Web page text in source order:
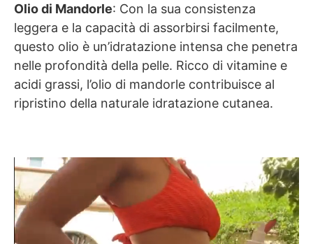
Olio di Mandorle: Con la sua consistenza
leggera e la capacità di assorbirsi facilmente,
questo olio è un’idratazione intensa che penetra
nelle profondità della pelle. Ricco di vitamine e
acidi grassi, l’olio di mandorle contribuisce al
ripristino della naturale idratazione cutanea.